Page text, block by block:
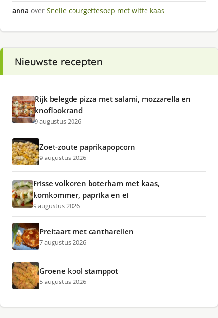
anna over Snelle courgettesoep met witte kaas
Nieuwste recepten
Rijk belegde pizza met salami, mozzarella en
knoflookrand
9 augustus 2026
Zoet-zoute paprikapopcorn
9 augustus 2026
Frisse volkoren boterham met kaas,
komkommer, paprika en ei
9 augustus 2026
Preitaart met cantharellen
7 augustus 2026
Groene kool stamppot
5 augustus 2026